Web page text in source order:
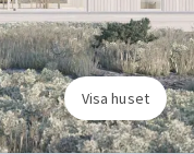
Visa huset